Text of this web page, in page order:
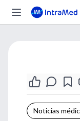
Noticias